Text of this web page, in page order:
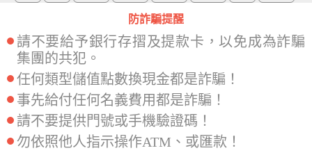
防詐騙提醒
請不要給予銀行存摺及提款卡，以免成為詐騙
集團的共犯。
任何類型儲值點數換現金都是詐騙！
事先給付任何名義費用都是詐騙！
請不要提供門號或手機驗證碼！
勿依照他人指示操作ATM、或匯款！